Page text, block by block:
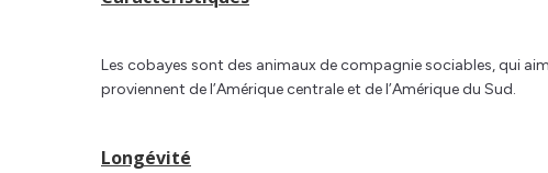
Les cobayes sont des animaux de compagnie sociables, qui
proviennent de l’Amérique centrale et de l’Amérique du Sud.
Longévité